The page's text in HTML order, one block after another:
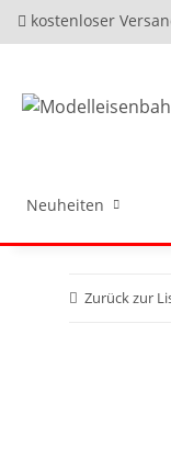
kostenloser
Neuheiten
Zurück zur